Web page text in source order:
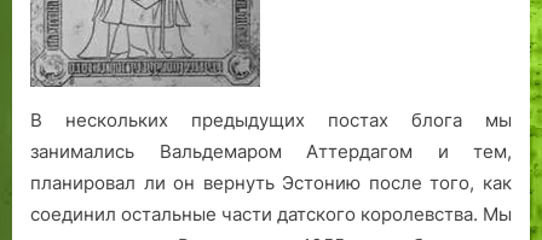
В нескольких предыдущих постах блога мы
занимались Вальдемаром Аттердагом и тем,
планировал ли он вернуть Эстонию после того, как
соединил остальные части датского королевства. Мы